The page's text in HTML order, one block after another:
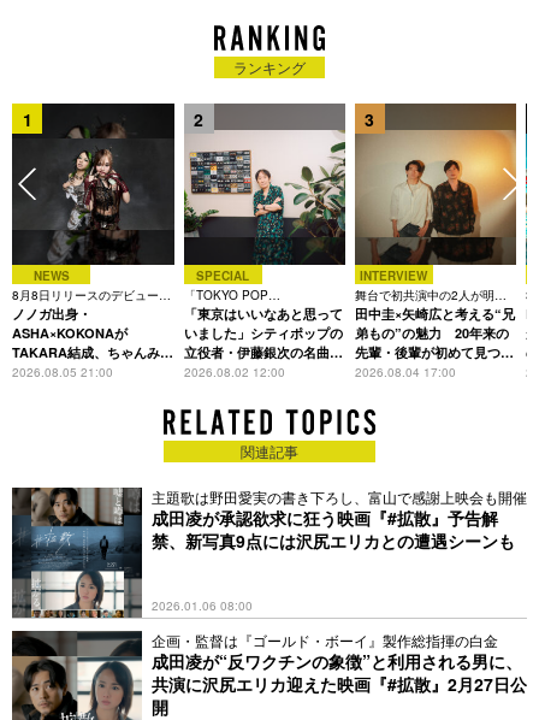
つ人』（15）、『少女』（16）、『ビブリア古書堂の事件手
帖』（18）、セミドキュメンタリー映画『東京組曲 2020』
『犬も食わない』（共著者・尾崎世界観）、『胃が合うふた
り』（共著者・新井見枝香）、『眠れない夜のために』（共著
ランキング
1
NEWS
8月8日リリースのデビュー曲
は「Time is money」
ノノガ出身・
ASHA×KOKONAが
TAKARA結成、ちゃんみな
主宰レーベル第2弾アーテ
2026.08.05 21:00
2
SPECIAL
「TOKYO POP
CHRONICLE」特集
「東京はいいなあと思って
いました」シティポップの
立役者・伊藤銀次の名曲回
想録
2026.08.02 12:00
3
INTERVIEW
舞台で初共演中の2人が明か
す、今の自分をつくる恩人の
存在
田中圭×矢崎広と考える“兄
弟もの”の魅力 20年来の
先輩・後輩が初めて見つけ
た互いの共通点とは
2026.08.04 17:00
3
関連記事
主題歌は野田愛実の書き下ろし、富山で感謝上映会も開催
成田凌が承認欲求に狂う映画『#拡散』予告解
禁、新写真9点には沢尻エリカとの遭遇シーンも
2026.01.06 08:00
企画・監督は『ゴールド・ボーイ』製作総指揮の白金
成田凌が“反ワクチンの象徴”と利用される男に、
共演に沢尻エリカ迎えた映画『#拡散』2月27日公
開